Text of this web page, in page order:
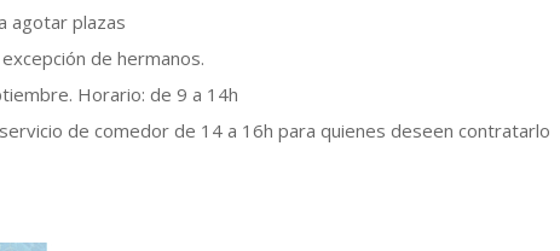
agotar plazas
de hermanos.
Horario: de 9 a 14h
de comedor de 14 a 16h para quienes deseen contratarlo